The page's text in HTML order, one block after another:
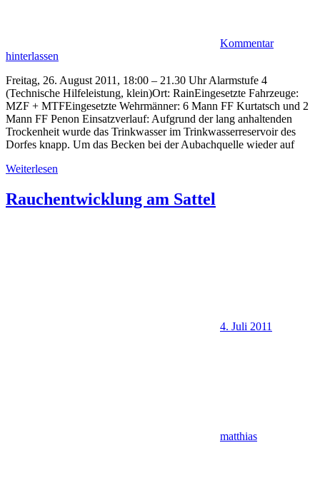
Kommentar
hinterlassen
Freitag, 26. August 2011, 18:00 – 21.30 Uhr Alarmstufe 4
(Technische Hilfeleistung, klein)Ort: RainEingesetzte Fahrzeuge:
MZF + MTFEingesetzte Wehrmänner: 6 Mann FF Kurtatsch und 2
Mann FF Penon Einsatzverlauf: Aufgrund der lang anhaltenden
Trockenheit wurde das Trinkwasser im Trinkwasserreservoir des
Dorfes knapp. Um das Becken bei der Aubachquelle wieder auf
Weiterlesen
Rauchentwicklung am Sattel
4. Juli 2011
matthias